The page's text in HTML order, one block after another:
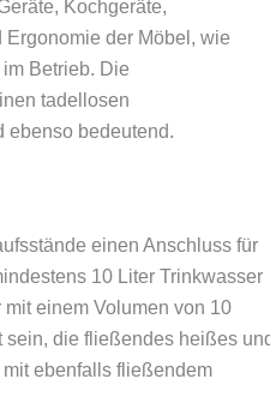
Kochgeräte,
der Möbel, wie
Betrieb. Die
tadellosen
ebenso bedeutend.
einen Anschluss für
10 Liter Trinkwasser
einem Volumen von 10
sein, die fließendes heißes
ebenfalls fließendem